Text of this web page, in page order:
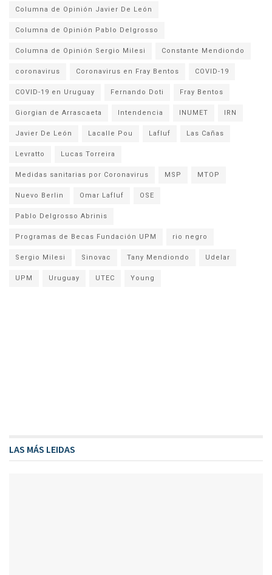
Columna de Opinión Javier De León
Columna de Opinión Pablo Delgrosso
Columna de Opinión Sergio Milesi Constante Mendiondo
coronavirus Coronavirus en Fray Bentos COVID-19
COVID-19 en Uruguay Fernando Doti Fray Bentos
Giorgian de Arrascaeta Intendencia INUMET IRN
Javier De León Lacalle Pou Lafluf Las Cañas
Levratto Lucas Torreira
Medidas sanitarias por Coronavirus MSP MTOP
Nuevo Berlin Omar Lafluf OSE
Pablo Delgrosso Abrinis
Programas de Becas Fundación UPM rio negro
Sergio Milesi Sinovac Tany Mendiondo Udelar
UPM Uruguay UTEC Young
LAS MÁS LEIDAS